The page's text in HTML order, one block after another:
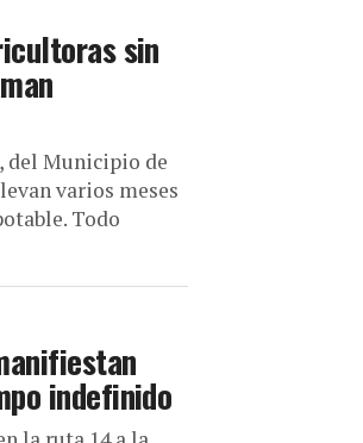
sin
del Municipio de
varios meses
Todo
indefinido